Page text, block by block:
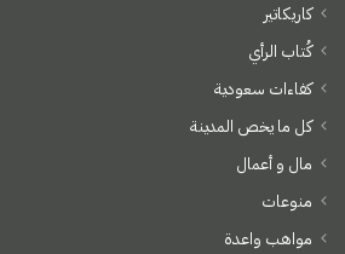
كاريكاتير
كُتاب الرأي
كفاءات سعودية
كل ما يخص المدينة
مال و أعمال
منوعات
مواهب واعدة